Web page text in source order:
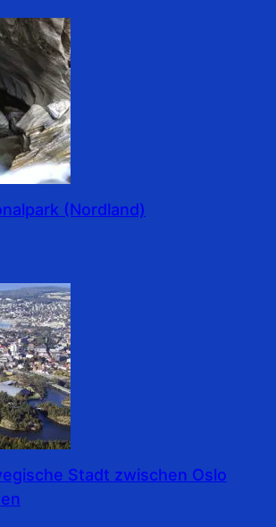
(Nordland)
Stadt zwischen Oslo